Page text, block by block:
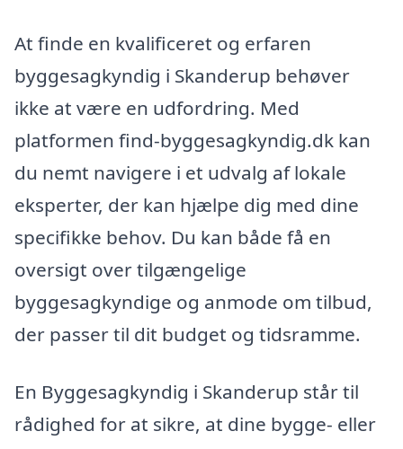
At finde en kvalificeret og erfaren
byggesagkyndig i Skanderup behøver
ikke at være en udfordring. Med
platformen find-byggesagkyndig.dk kan
du nemt navigere i et udvalg af lokale
eksperter, der kan hjælpe dig med dine
specifikke behov. Du kan både få en
oversigt over tilgængelige
byggesagkyndige og anmode om tilbud,
der passer til dit budget og tidsramme.
En Byggesagkyndig i Skanderup står til
rådighed for at sikre, at dine bygge- eller